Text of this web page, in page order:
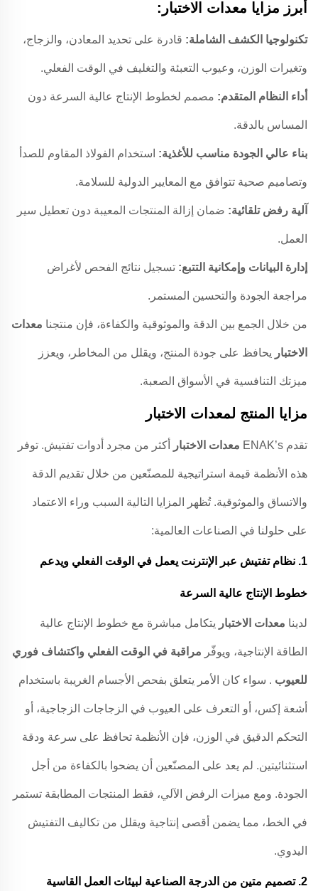
أبرز مزايا معدات الاختبار:
تكنولوجيا الكشف الشاملة: قادرة على تحديد المعادن، والزجاج،
وتغيرات الوزن، وعيوب التعبئة والتغليف في الوقت الفعلي.
أداء النظام المتقدم: مصمم لخطوط الإنتاج عالية السرعة دون
المساس بالدقة.
بناء عالي الجودة مناسب للأغذية: استخدام الفولاذ المقاوم للصدأ
وتصاميم صحية تتوافق مع المعايير الدولية للسلامة.
آلية رفض تلقائية: ضمان إزالة المنتجات المعيبة دون تعطيل سير
العمل.
إدارة البيانات وإمكانية التتبع: تسجيل نتائج الفحص لأغراض
مراجعة الجودة والتحسين المستمر.
من خلال الجمع بين الدقة والموثوقية والكفاءة، فإن منتجنا معدات
الاختبار يحافظ على جودة المنتج، ويقلل من المخاطر، ويعزز
ميزتك التنافسية في الأسواق الصعبة.
مزايا المنتج لمعدات الاختبار
تقدم ENAK’s معدات الاختبار أكثر من مجرد أدوات تفتيش. توفر
هذه الأنظمة قيمة استراتيجية للمصنّعين من خلال تقديم الدقة
والاتساق والموثوقية. تُظهر المزايا التالية السبب وراء الاعتماد
على حلولنا في الصناعات العالمية:
1. نظام تفتيش عبر الإنترنت يعمل في الوقت الفعلي ويدعم
خطوط الإنتاج عالية السرعة
لدينا معدات الاختبار يتكامل مباشرة مع خطوط الإنتاج عالية
الطاقة الإنتاجية، ويوفّر مراقبة في الوقت الفعلي واكتشاف فوري
للعيوب . سواء كان الأمر يتعلق بفحص الأجسام الغريبة باستخدام
أشعة إكس، أو التعرف على العيوب في الزجاجات الزجاجية، أو
التحكم الدقيق في الوزن، فإن الأنظمة تحافظ على سرعة ودقة
استثنائيتين. لم يعد على المصنّعين أن يضحوا بالكفاءة من أجل
الجودة. ومع ميزات الرفض الآلي، فقط المنتجات المطابقة تستمر
في الخط، مما يضمن أقصى إنتاجية ويقلل من تكاليف التفتيش
اليدوي.
2. تصميم متين من الدرجة الصناعية لبيئات العمل القاسية